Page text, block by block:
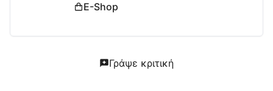
E-Shop
Γράψε κριτική